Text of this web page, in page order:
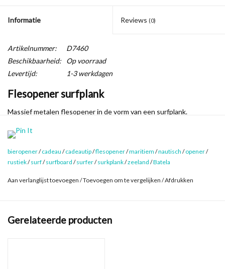
Informatie Reviews (0)
Artikelnummer:
D7460
Beschikbaarheid:
Op voorraad
Levertijd:
1-3 werkdagen
Flesopener surfplank
Massief metalen flesopener in de vorm van een surfplank.
Lengte: 16cm
bieropener/cadeau /cadeautip/flesopener/maritiem /nautisch /opener/
rustiek/surf/surfboard /surfer/surkplank/zeeland /Batela
Aan verlanglijst toevoegen /Toevoegen om te vergelijken /Afdrukken
Gerelateerde producten